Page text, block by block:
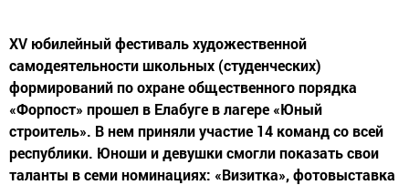
XV юбилейный фестиваль художественной
самодеятельности школьных (студенческих)
формирований по охране общественного порядка
«Форпост» прошел в Елабуге в лагере «Юный
строитель». В нем приняли участие 14 команд со всей
республики. Юноши и девушки смогли показать свои
таланты в семи номинациях: «Визитка», фотовыставка